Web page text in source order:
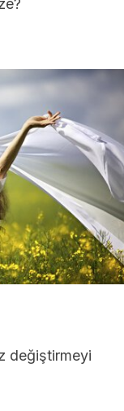
değiştirmeyi